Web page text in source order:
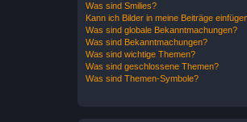
Was sind Smilies?
Kann ich Bilder in meine Beiträge
Was sind globale Bekanntmachungen?
Was sind Bekanntmachungen?
Was sind wichtige Themen?
Was sind geschlossene Themen?
Was sind Themen-Symbole?